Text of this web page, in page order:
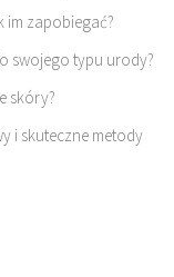
im zapobiegać?
swojego typu urody?
skóry?
i skuteczne metody